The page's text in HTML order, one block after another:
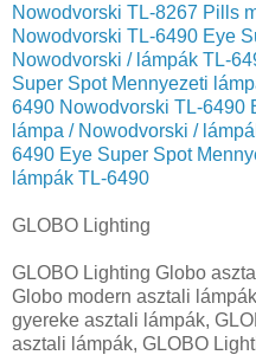
Nowodvorski TL-8267 Pills
Nowodvorski TL-6490 Eye
Nowodvorski / lámpák TL-
Super Spot Mennyezeti
6490 Nowodvorski TL-6490
lámpa / Nowodvorski /
6490 Eye Super Spot
lámpák TL-6490
GLOBO Lighting
GLOBO Lighting Globo
Globo modern asztali
gyereke asztali lámpák,
asztali lámpák, GLOBO